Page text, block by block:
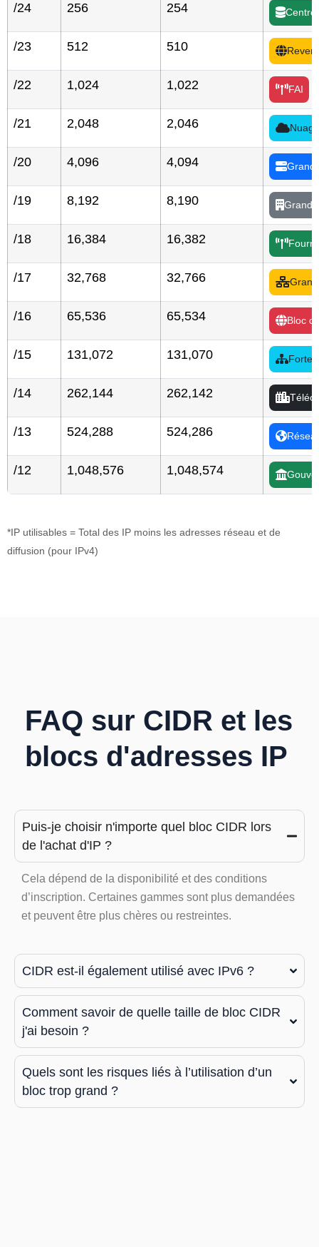
/24 256 254 Centre
/23 512 510
/22 1,024 1,022 FAI
/21 2,048 2,046
/20 4,096 4,094 Grand
/19 8,192 8,190 Grand
/18 16,384 16,382
/17 32,768 32,766
/16 65,536 65,534 Bloc
/15 131,072 131,070 Forte
/14 262,144 262,142
/13 524,288 524,286
/12 1,048,576 1,048,574
*IP utilisables = Total des IP moins les adresses réseau et de
diffusion (pour IPv4)
FAQ sur CIDR et les
blocs d'adresses IP
Puis-je choisir n'importe quel bloc CIDR lors
de l'achat d'IP ?
Cela dépend de la disponibilité et des conditions
d’inscription. Certaines gammes sont plus demandées
et peuvent être plus chères ou restreintes.
CIDR est-il également utilisé avec IPv6 ?
Comment savoir de quelle taille de bloc CIDR
j'ai besoin ?
Quels sont les risques liés à l’utilisation d’un
bloc trop grand ?